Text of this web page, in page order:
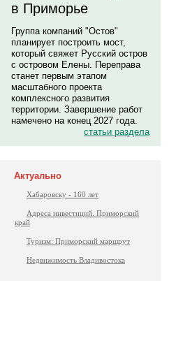
в Приморье
Группа компаний "Остов"
планирует построить мост,
который свяжет Русский остров
с островом Елены. Переправа
станет первым этапом
масштабного проекта
комплексного развития
территории. Завершение работ
намечено на конец 2027 года.
статьи раздела
Актуально
Хабаровску - 160 лет
Адреса инвестиций. Приморский
край
Туризм: Приморский маршрут
Недвижимость Владивостока